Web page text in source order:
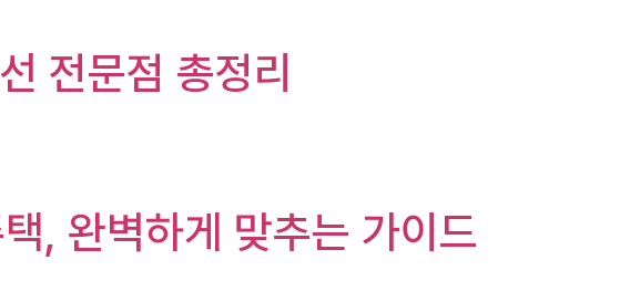
전문점 총정리
, 완벽하게 맞추는 가이드